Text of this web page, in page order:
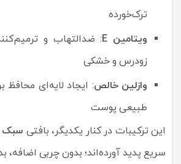
ترک‌خورده
ویتامین E
: ضدالتهاب و
زودرس و خشکی
وازلین خالص: ایجاد لایه‌ای محافظ
طبیعی پوست
این ترکیبات در کنار یکدیگر، بافتی سبک
سریع پدید آورده‌اند؛ بدون چربی